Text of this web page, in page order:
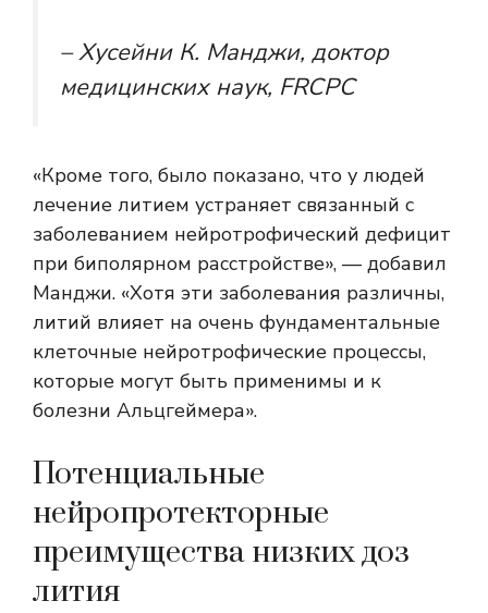
– Хусейни К. Манджи, доктор
медицинских наук, FRCPC
«Кроме того, было показано, что у людей
лечение литием устраняет связанный с
заболеванием нейротрофический дефицит
при биполярном расстройстве», — добавил
Манджи. «Хотя эти заболевания различны,
литий влияет на очень фундаментальные
клеточные нейротрофические процессы,
которые могут быть применимы и к
болезни Альцгеймера».
Потенциальные
нейропротекторные
преимущества низких доз
лития